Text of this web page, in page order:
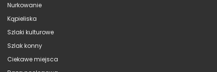
Nurkowanie
Kąpieliska
Szlaki kulturowe
Szlak konny
Ciekawe miejsca